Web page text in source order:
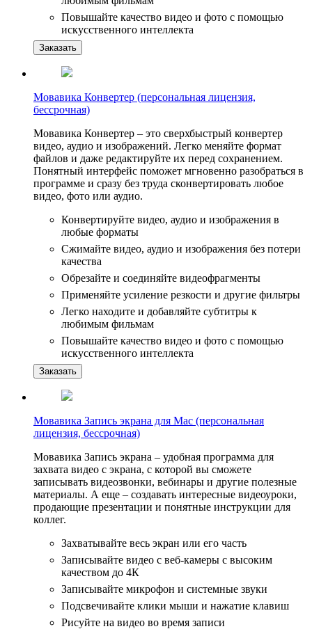
Повышайте качество видео и фото с помощью
искусственного интеллекта
Заказать
Мовавика Конвертер (персональная лицензия,
бессрочная)
Мовавика Конвертер – это сверхбыстрый конвертер
видео, аудио и изображений. Легко меняйте формат
файлов и даже редактируйте их перед сохранением.
Понятный интерфейс поможет мгновенно разобраться в
программе и сразу без труда сконвертировать любое
видео, фото или аудио.
Конвертируйте видео, аудио и изображения в
любые форматы
Сжимайте видео, аудио и изображения без потери
качества
Обрезайте и соединяйте видеофрагменты
Применяйте усиление резкости и другие фильтры
Легко находите и добавляйте субтитры к
любимым фильмам
Повышайте качество видео и фото с помощью
искусственного интеллекта
Заказать
Мовавика Запись экрана для Мас (персональная
лицензия, бессрочная)
Мовавика Запись экрана – удобная программа для
захвата видео с экрана, с которой вы сможете
записывать видеозвонки, вебинары и другие полезные
материалы. А еще – создавать интересные видеоуроки,
продающие презентации и понятные инструкции для
коллег.
Захватывайте весь экран или его часть
Записывайте видео с веб-камеры с высоким
качеством до 4К
Записывайте микрофон и системные звуки
Подсвечивайте клики мыши и нажатие клавиш
Рисуйте на видео во время записи